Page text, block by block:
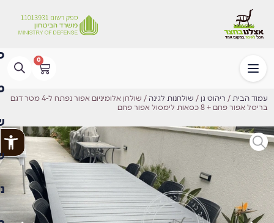
0
עמוד הבית / ריהוט גן / שולחנות לגינה
/ שולחן אלומיניום אפור נפתח ל-4 מטר דגם
בריסל אפור פחם + 8 כסאות לימסול אפור פחם